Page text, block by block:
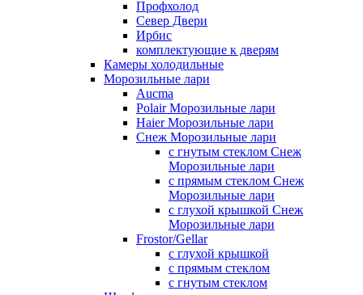
Профхолод
Север Двери
Ирбис
комплектующие к дверям
Камеры холодильные
Морозильные лари
Aucma
Polair Морозильные лари
Haier Морозильные лари
Снеж Морозильные лари
с гнутым стеклом Снеж
Морозильные лари
с прямым стеклом Снеж
Морозильные лари
с глухой крышкой Снеж
Морозильные лари
Frostor/Gellar
с глухой крышкой
с прямым стеклом
с гнутым стеклом